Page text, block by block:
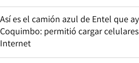
Así es el camión azul de Entel que
Coquimbo: permitió cargar
Internet